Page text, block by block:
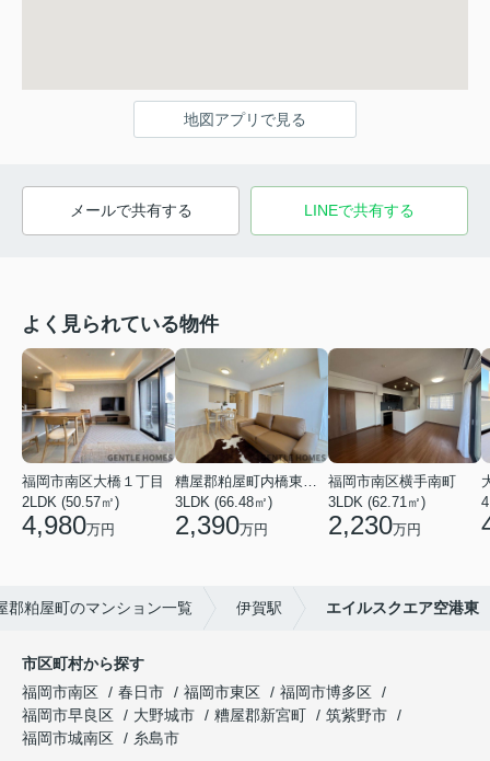
地図アプリで見る
メールで共有する LINEで共有する
よく見られている物件
福岡市南区大橋１丁目
2LDK (50.57㎡)
4,980万円
糟屋郡粕屋町内橋東２丁目
3LDK (66.48㎡)
2,390万円
福岡市南区横手南町
3LDK (62.71㎡)
2,230万円
郡粕屋町のマンション一覧 伊賀駅 エイルスクエア空港東
市区町村から探す
福岡市南区
春日市 福岡市東区
福岡市博多区
福岡市早良区
大野城市 糟屋郡新宮町
筑紫野市
福岡市城南区
糸島市